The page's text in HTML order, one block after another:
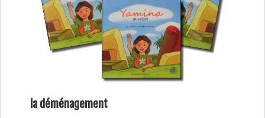
la déménagement